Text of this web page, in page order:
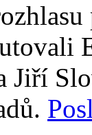
Jiří